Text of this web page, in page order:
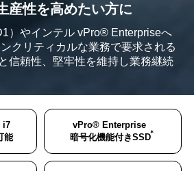
産性を高めたい方に
）やインテル vPro® Enterpriseへ
クリティカルな業務で要求される
信頼性、堅牢性を維持し業務継続
i7
能
vPro® Enterprise
暗号化機能付きSSD＊